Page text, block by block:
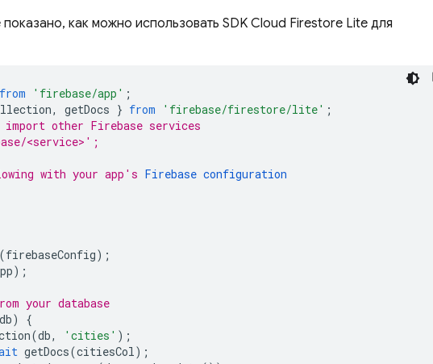
как можно использовать SDK Cloud Firestore Lite для
from 'firebase/app' ;
, getDocs } from 'firebase/firestore/lite' ;
other Firebase services
<service>';
with your app's Firebase configuration
(firebaseConfig);
);
your database
db)
{
(db, 'cities' );
getDocs(citiesCol);